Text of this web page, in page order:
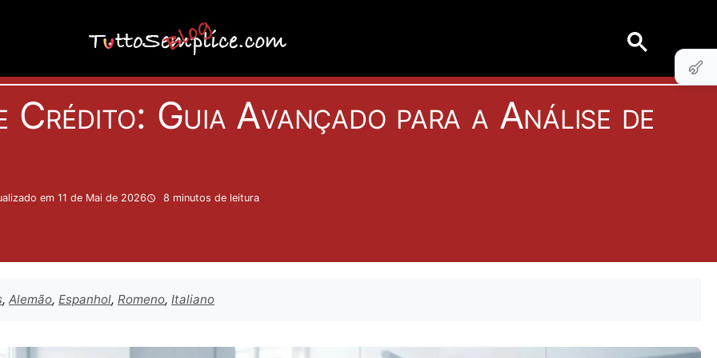
Actualidad
Crédito: Guia Avançado para a Análise de
em 11 de Mai de 2026 8 minutos de leitura
, Alemão, Espanhol, Romeno, Italiano